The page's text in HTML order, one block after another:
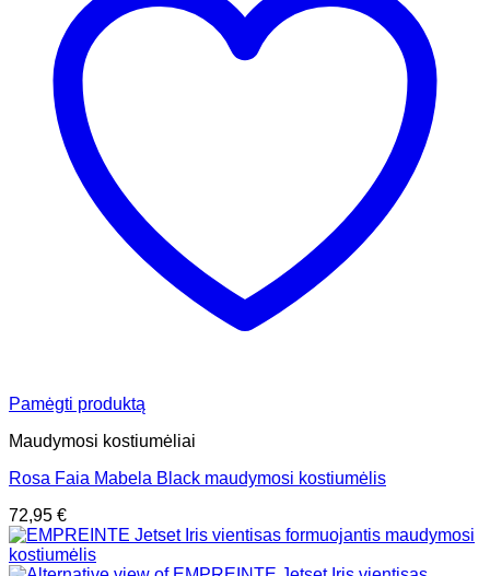
Pamėgti produktą
Maudymosi kostiumėliai
Rosa Faia Mabela Black maudymosi kostiumėlis
72,95 €